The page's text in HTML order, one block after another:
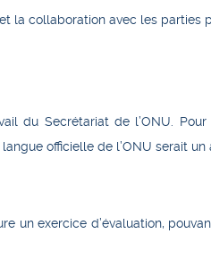
la collaboration avec les parties
du Secrétariat de l’ONU.
officielle de l’ONU serait un
un exercice d’évaluation,